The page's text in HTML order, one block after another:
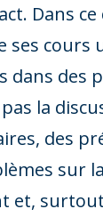
Dans ce
ses
dans des
la
des
sur